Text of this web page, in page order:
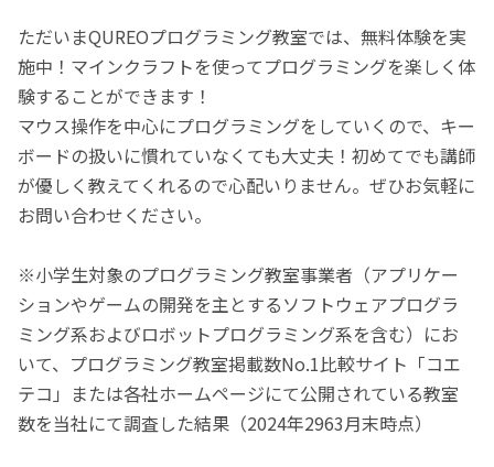
ただいまQUREOプログラミング教室では、無料体験を実
施中！マインクラフトを使ってプログラミングを楽しく体
験することができます！
マウス操作を中心にプログラミングをしていくので、キー
ボードの扱いに慣れていなくても大丈夫！初めてでも講師
が優しく教えてくれるので心配いりません。ぜひお気軽に
お問い合わせください。
※小学生対象のプログラミング教室事業者（アプリケー
ションやゲームの開発を主とするソフトウェアプログラ
ミング系およびロボットプログラミング系を含む）にお
いて、プログラミング教室掲載数No.1比較サイト「コエ
テコ」または各社ホームページにて公開されている教室
数を当社にて調査した結果（2024年2963月末時点）